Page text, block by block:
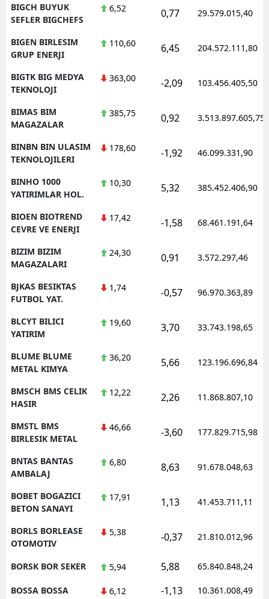
BIGCH BUYUK
SEFLER BIGCHEFS
6,52 0,77 29.579.015,40
BIGEN BIRLESIM
GRUP ENERJI
110,60 6,45 204.572.111,80
BIGTK BIG MEDYA
TEKNOLOJI
363,00 -2,09 103.456.405,50
BIMAS BIM
MAGAZALAR
385,75 0,92 3.513.897.605,75
BINBN BIN ULASIM
TEKNOLOJILERI
178,60 -1,92 46.099.331,90
BINHO 1000
YATIRIMLAR HOL.
10,30 5,32 385.452.406,90
BIOEN BIOTREND
CEVRE VE ENERJI
17,42 -1,58 68.461.191,64
BIZIM BIZIM
MAGAZALARI
24,30 0,91 3.572.297,46
BJKAS BESIKTAS
FUTBOL YAT.
1,74 -0,57 96.970.363,89
BLCYT BILICI
YATIRIM
19,60 3,70 33.743.198,65
BLUME BLUME
METAL KIMYA
36,20 5,66 123.196.696,84
BMSCH BMS CELIK
HASIR
12,22 2,26 11.868.807,10
BMSTL BMS
BIRLESIK METAL
46,66 -3,60 177.829.715,98
BNTAS BANTAS
AMBALAJ
6,80 8,63 91.678.048,63
BOBET BOGAZICI
BETON SANAYI
17,91 1,13 41.453.711,11
BORLS BORLEASE
OTOMOTIV
5,38 -0,37 21.810.012,96
BORSK BOR SEKER 5,94 5,88 65.840.848,24
BOSSA BOSSA 6,12 -1,13 10.361.008,49